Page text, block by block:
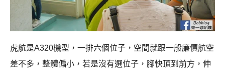
虎航是A320機型，一排六個位子，空間就跟一般廉價航空
差不多，整體偏小，若是沒有選位子，腳快頂到前方，伸